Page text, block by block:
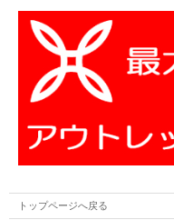
トップページへ戻る